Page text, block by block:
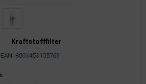
Kraftstofffilter
EAN: 8003453155763